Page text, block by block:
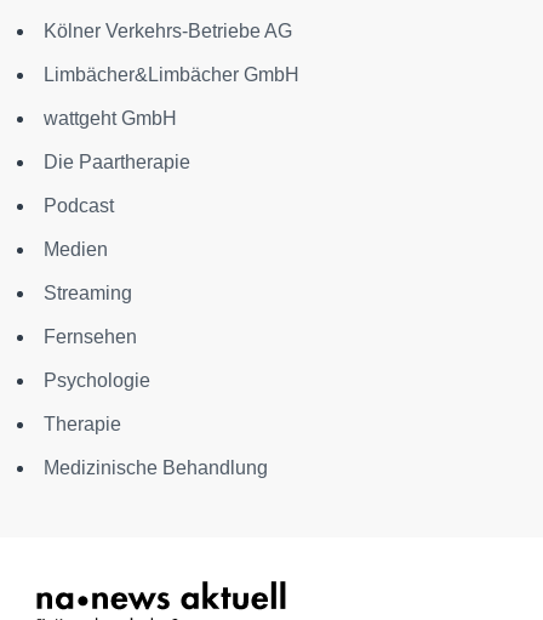
Kölner Verkehrs-Betriebe AG
Limbächer&Limbächer GmbH
wattgeht GmbH
Die Paartherapie
Podcast
Medien
Streaming
Fernsehen
Psychologie
Therapie
Medizinische Behandlung